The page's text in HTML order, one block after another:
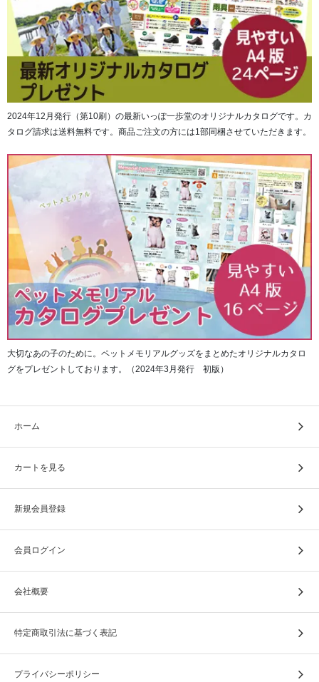
■白 金糸入り
■オリーブ 金糸入り
■緑 金糸入り
2024年12月発行（第10刷）の最新いっぽ一歩堂のオリジナルカタログです。カ
タログ請求は送料無料です。商品ご注文の方には1部同梱させていただきます。
大切なあの子のために。ペットメモリアルグッズをまとめたオリジナルカタロ
グをプレゼントしております。（2024年3月発行 初版）
ホーム
カートを見る
新規会員登録
会員ログイン
会社概要
特定商取引法に基づく表記
プライバシーポリシー